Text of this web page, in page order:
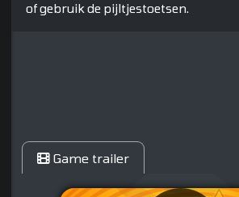
of gebruik de pijltjestoetsen.
Game trailer